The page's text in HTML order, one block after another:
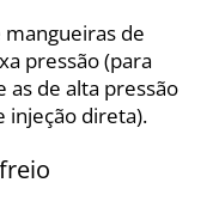
de
pressão (para
as de alta pressão
injeção direta).